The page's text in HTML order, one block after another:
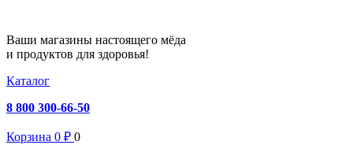
Ваши магазины настоящего мёда
и продуктов для здоровья!
Каталог
8 800 300-66-50
Корзина 0 ₽ 0